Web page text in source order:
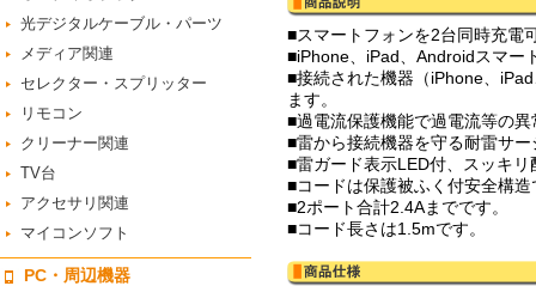
光デジタルケーブル・パーツ
メディア関連
セレクター・スプリッター
リモコン
クリーナー関連
TV台
アクセサリ関連
マイコンソフト
PC・周辺機器
■スマートフォンを2台同時充電
■iPhone、iPad、Androidスマー
■接続された機器（iPhone、
ます。
■過電流保護機能で過電流等の
■雷から接続機器を守る耐雷サ
■雷ガード表示LED付、スッキ
■コードは保護被ふく付安全構造
■2ポート合計2.4Aまでです。
■コード長さは1.5mです。